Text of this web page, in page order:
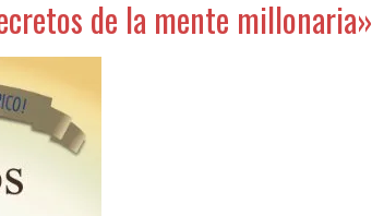
de la mente millonaria»